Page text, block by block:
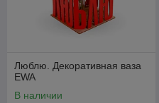
Люблю. Декоративная ваза
EWA
В наличии